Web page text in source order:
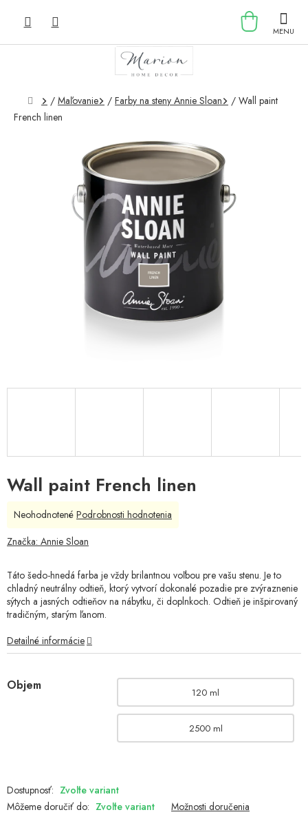
KOŠÍK
Domov
/ Maľovanie / Farby na steny Annie Sloan / Wall paint
French linen
Wall paint French linen
Objem 120 ml
2500 ml
Zvoľte variant
Môžeme doručiť do: Zvoľte variant Možnosti doručenia
Táto šedo-hnedá farba je vždy brilantnou voľbou pre vašu stenu. Je to
chladný neutrálny odtieň, ktorý vytvorí dokonalé pozadie pre zvýraznenie
sýtych a jasných odtieňov na nábytku, či doplnkoch. Odtieň je inšpirovaný
tradičným, starým ľanom.
Detailné informácie
Priemerné
produktu
z
5
hviezdičiek.
Neohodnotené Podrobnosti hodnotenia
Značka: Annie Sloan